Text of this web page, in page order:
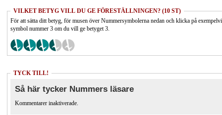
VILKET BETYG VILL DU GE FÖRESTÄLLNINGEN? (10 ST)
För att sätta ditt betyg, för musen över Nummersymbolerna nedan och klicka på
symbol nummer 3 om du vill ge betyget 3.
TYCK TILL!
Så här tycker Nummers läsare
Kommentarer inaktiverade.